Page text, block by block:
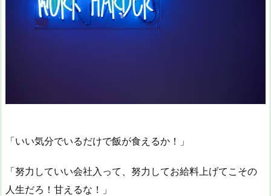
「いい気分でいるだけで飯が食えるか！」
「努力していい会社入って、努力してお給料上げてこその
人生だろ！甘えるな！」